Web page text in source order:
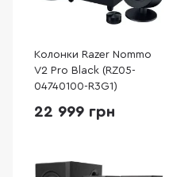
Колонки Razer Nommo
V2 Pro Black (RZ05-
04740100-R3G1)
22 999 грн